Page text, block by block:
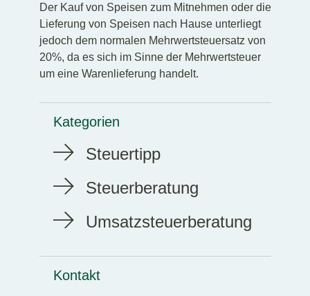
Der Kauf von Speisen zum Mitnehmen oder die
Lieferung von Speisen nach Hause unterliegt
jedoch dem normalen Mehrwertsteuersatz von
20%, da es sich im Sinne der Mehrwertsteuer
um eine Warenlieferung handelt.
Kategorien
Steuertipp
Steuerberatung
Umsatzsteuerberatung
Kontakt